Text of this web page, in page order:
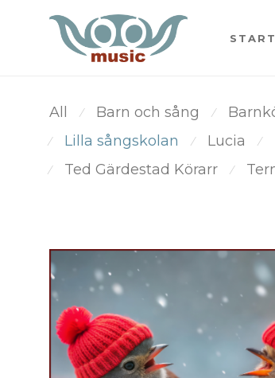
START
All ⁄ Barn och sång ⁄
⁄ Lilla sångskolan ⁄ Lucia ⁄
⁄ Ted Gärdestad Körarr ⁄